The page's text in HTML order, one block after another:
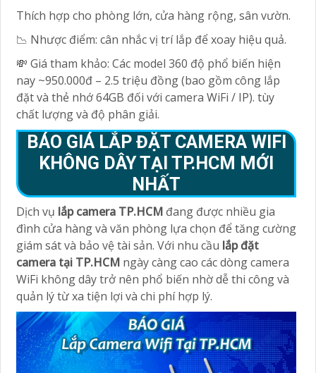
Thích hợp cho phòng lớn, cửa hàng rộng, sân vườn.
📉 Nhược điểm: cân nhắc vị trí lắp để xoay hiệu quả.
💸 Giá tham khảo: Các model 360 độ phổ biến hiện
nay ~950.000đ – 2.5 triệu đồng (bao gồm công lắp
đặt và thẻ nhớ 64GB đối với camera WiFi / IP). tùy
chất lượng và độ phân giải.
BÁO GIÁ LẮP ĐẶT CAMERA WIFI
KHÔNG DÂY TẠI TP.HCM MỚI
NHẤT
Dịch vụ lắp camera TP.HCM đang được nhiều gia
đình cửa hàng và văn phòng lựa chọn để tăng cường
giám sát và bảo vệ tài sản. Với nhu cầu lắp đặt
camera tại TP.HCM ngày càng cao các dòng camera
WiFi không dây trở nên phổ biến nhờ dễ thi công và
quản lý từ xa tiện lợi và chi phí hợp lý.